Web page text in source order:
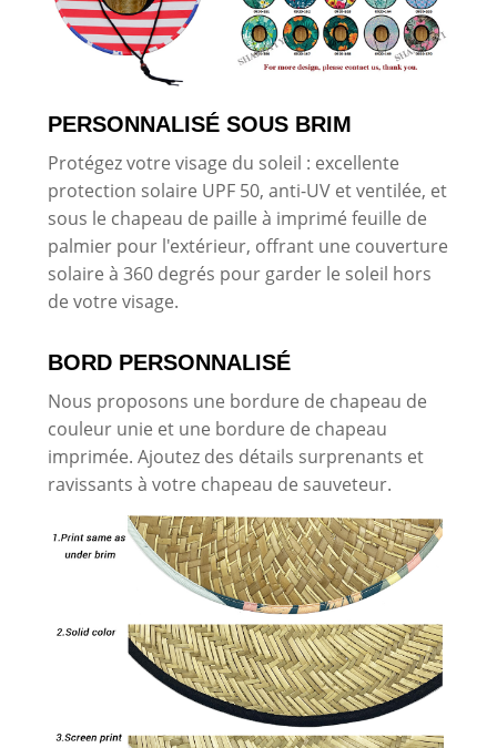
PERSONNALISÉ SOUS BRIM
Protégez votre visage du soleil : excellente
protection solaire UPF 50, anti-UV et ventilée, et
sous le chapeau de paille à imprimé feuille de
palmier pour l'extérieur, offrant une couverture
solaire à 360 degrés pour garder le soleil hors
de votre visage.
BORD PERSONNALISÉ
Nous proposons une bordure de chapeau de
couleur unie et une bordure de chapeau
imprimée. Ajoutez des détails surprenants et
ravissants à votre chapeau de sauveteur.